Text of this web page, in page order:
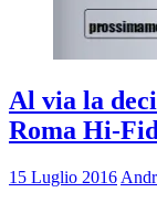
Al via la
Roma Hi-
15 Luglio 2016